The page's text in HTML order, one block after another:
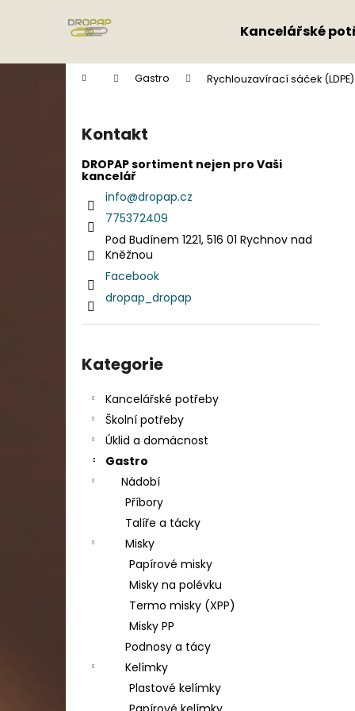
Kancelářské
Domů Gastro Rychlouzavírací sáček
Kontakt
DROPAP sortiment nejen pro Vaši
kancelář
info@dropap.cz
775372409
Pod Budínem 1221, 516 01 Rychnov nad
Kněžnou
Facebook
dropap_dropap
kategorie
Kategorie
Kancelářské potřeby
Školní potřeby
Úklid a domácnost
Gastro
Nádobí
Příbory
Talíře a tácky
Misky
Papírové misky
Misky na polévku
Termo misky (XPP)
Misky PP
Podnosy a tácy
Kelímky
Plastové kelímky
í
Zpět
do
Zpět
do
DAHLE LAMINÁTOR 70103, A3, 2 VÁLCE
Původně: 2 667 Kč